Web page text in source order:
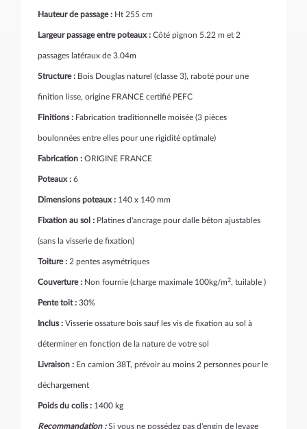
Hauteur de passage : Ht 255 cm
Largeur passage entre poteaux : Côté pignon 5.22 m et 2
passages latéraux de 3.04m
Structure : Bois Douglas naturel (classe 3), raboté pour une
finition lisse, origine FRANCE certifié PEFC
Finitions : Fabrication traditionnelle moisée (3 pièces
boulonnées entre elles pour une rigidité optimale)
Fabrication : ORIGINE FRANCE
Poteaux : 6
Dimensions poteaux : 140 x 140 mm
Fixation au sol : Platines d'ancrage pour dalle béton ajustables
(sans la visserie de fixation)
Toiture : 2 pentes asymétriques
Couverture : Non fournie (charge maximale 100kg/m2, tuilable )
Pente toit : 30%
Inclus : Visserie ossature bois sauf les vis de fixation au sol à
déterminer en fonction de la nature de votre sol
Livraison : En camion 38T, prévoir au moins 2 personnes pour le
déchargement
Poids du colis : 1400 kg
Recommandation: Si vous ne possédez pas d'engin de levage